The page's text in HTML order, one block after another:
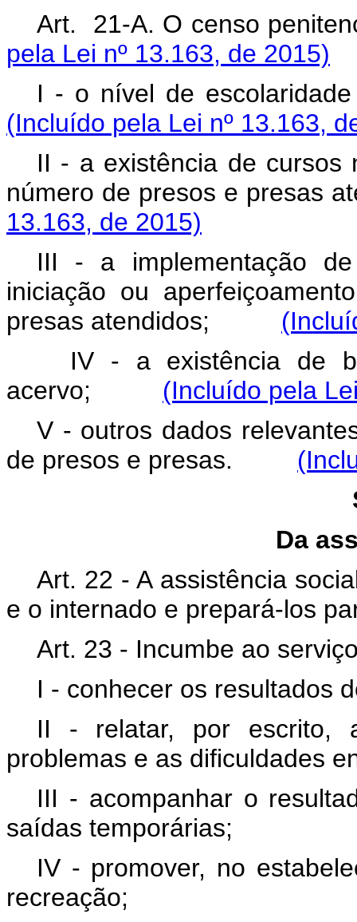
Art. 21-A. O censo
pela Lei nº 13.163, de 2015)
I - o nível de
(Incluído pela Lei nº 13.163,
II - a existência de cursos
número de presos e
13.163, de 2015)
III - a implementação
iniciação ou
presas atendidos;
IV - a existência de
acervo; (Incluído pela
V - outros dados
de presos e presas.
Da
Art. 22 - A assistência
e o internado e prepará-los
Art. 23 - Incumbe ao
I - conhecer os resultados
II - relatar, por escrito,
problemas e as dificuldades
III - acompanhar o
saídas temporárias;
IV - promover, no
recreação;